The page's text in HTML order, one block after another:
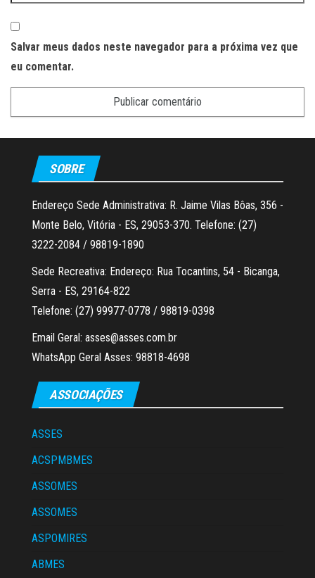
Salvar meus dados neste navegador para a próxima vez que
eu comentar.
SOBRE
Endereço Sede Administrativa: R. Jaime Vilas Bôas, 356 -
Monte Belo, Vitória - ES, 29053-370. Telefone: (27)
3222-2084 / 98819-1890
Sede Recreativa: Endereço: Rua Tocantins, 54 - Bicanga,
Serra - ES, 29164-822
Telefone: (27) 99977-0778 / 98819-0398
Email Geral: asses@asses.com.br
WhatsApp Geral Asses: 98818-4698
ASSOCIAÇÕES
ASSES
ACSPMBMES
ASSOMES
ASSOMES
ASPOMIRES
ABMES